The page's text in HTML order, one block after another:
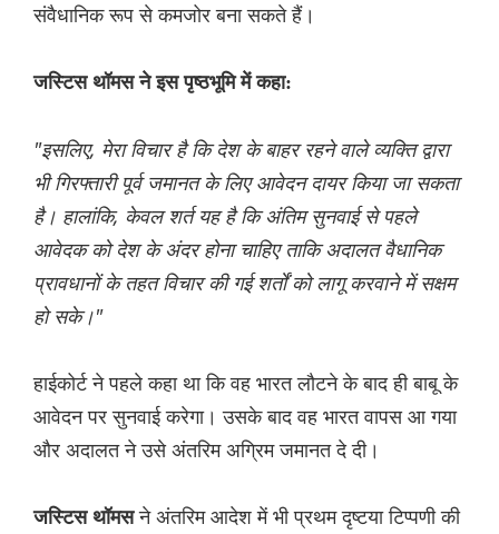
संवैधानिक रूप से कमजोर बना सकते हैं।
जस्टिस थॉमस ने इस पृष्ठभूमि में कहा:
"इसलिए, मेरा विचार है कि देश के बाहर रहने वाले व्यक्ति द्वारा
भी गिरफ्तारी पूर्व जमानत के लिए आवेदन दायर किया जा सकता
है। हालांकि, केवल शर्त यह है कि अंतिम सुनवाई से पहले
आवेदक को देश के अंदर होना चाहिए ताकि अदालत वैधानिक
प्रावधानों के तहत विचार की गई शर्तों को लागू करवाने में सक्षम
हो सके।"
हाईकोर्ट ने पहले कहा था कि वह भारत लौटने के बाद ही बाबू के
आवेदन पर सुनवाई करेगा। उसके बाद वह भारत वापस आ गया
और अदालत ने उसे अंतरिम अग्रिम जमानत दे दी।
जस्टिस थॉमसने अंतरिम आदेश में भी प्रथम दृष्टया टिप्पणी की